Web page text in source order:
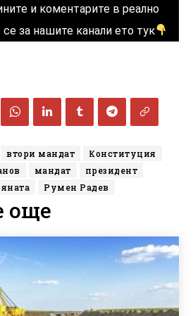
и коментарите в реално
за нашите канали ето тук
втори мандат
Конституция
мандат
президент
Румен Радев
още